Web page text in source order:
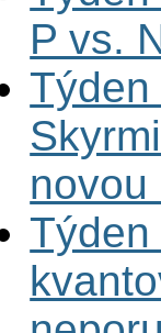
P vs.
novou